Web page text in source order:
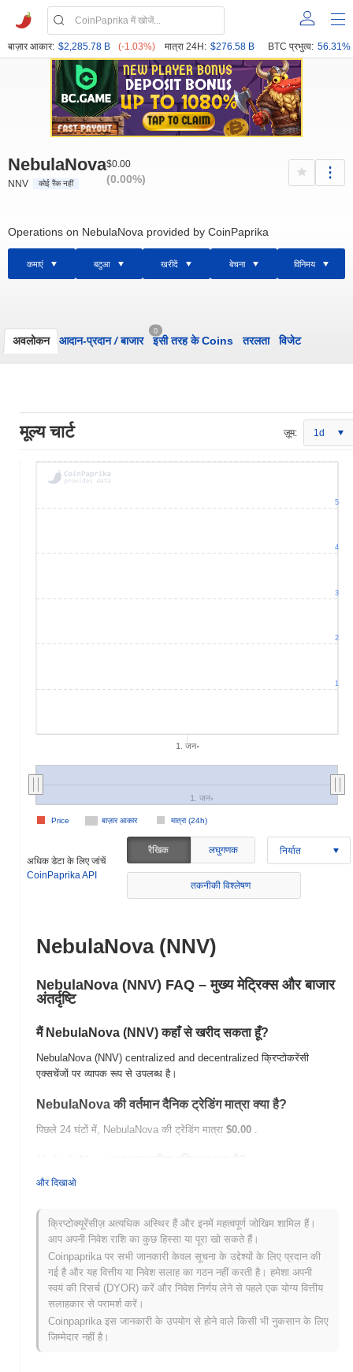
बाज़ार आकार: $2,285.78 B (-1.03%) मात्रा 24H: $276.58 B BTC प्रभुत्व: 56.31%
NebulaNova
NNV कोई रैंक नहीं
$0.00
(0.00%)
Operations on NebulaNova provided by CoinPaprika
कमाएं बटुआ खरीदें बेचना विनिमय
अवलोकन आदान-प्रदान/बाजार
0
इसी तरह के Coins तरलता विजेट
मूल्य चार्ट ज़ूम: 1d
1. जन॰
बाज़ार आकार मात्रा (24h)
Price
1. जन॰
1
2
3
4
5
अधिक डेटा के लिए जांचें
CoinPaprika API
रैखिक लघुगणक निर्यात
तकनीकी विश्लेषण
NebulaNova (NNV)
NebulaNova (NNV) FAQ – मुख्य मेट्रिक्स और बाजार
अंतर्दृष्टि
मैं NebulaNova (NNV) कहाँ से खरीद सकता हूँ?
NebulaNova (NNV) centralized and decentralized क्रिप्टोकरेंसी
एक्सचेंजों पर व्यापक रूप से उपलब्ध है।
NebulaNova की वर्तमान दैनिक ट्रेडिंग मात्रा क्या है?
पिछले 24 घंटों में, NebulaNova की ट्रेडिंग मात्रा $0.00 .
सर्वकालिक उच्च (ATH):
NebulaNova वर्तमान में अपने ATH से ~0.03%नीचे कारोबार कर रहा है .
व्यापक क्रिप्टो बाजार की तुलना में NebulaNova कैसा प्रदर्शन
कर रहा है?
पिछले 7 दिनों में, NebulaNova ने
1.03%की गिरावट दर्ज की से बेहतर प्रदर्शन किया। यह व्यापक बाजार गति के
सापेक्ष NNV की मूल्य कार्रवाई में मजबूत प्रदर्शन का संकेत देता है।
और दिखाओ
क्रिप्टोक्यूरेंसीज़ अत्यधिक अस्थिर हैं और इनमें महत्वपूर्ण जोखिम शामिल हैं।
आप अपनी निवेश राशि का कुछ हिस्सा या पूरा खो सकते हैं।
Coinpaprika पर सभी जानकारी केवल सूचना के उद्देश्यों के लिए प्रदान की
गई है और यह वित्तीय या निवेश सलाह का गठन नहीं करती है। हमेशा अपनी
स्वयं की रिसर्च (DYOR) करें और निवेश निर्णय लेने से पहले एक योग्य वित्तीय
सलाहकार से परामर्श करें।
Coinpaprika इस जानकारी के उपयोग से होने वाले किसी भी नुकसान के लिए
जिम्मेदार नहीं है।